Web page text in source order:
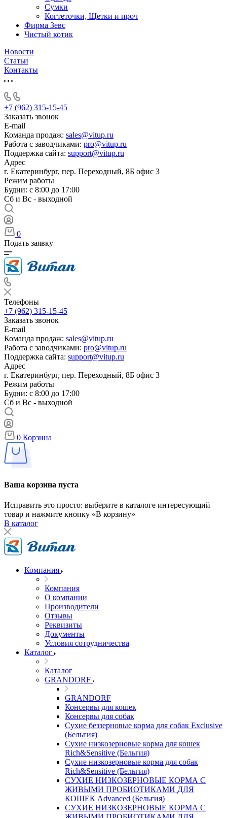
Сумки
Когтеточки, Щетки и проч
Фирма Зевс
Чистый котик
Новости
Статьи
Контакты
+7 (962) 315-15-45
Заказать звонок
E-mail
Команда продаж: sales@vitup.ru
Работа с заводчиками: pro@vitup.ru
Поддержка сайта: support@vitup.ru
Адрес
г. Екатеринбург, пер. Переходный, 8Б офис 3
Режим работы
Будни: с 8:00 до 17:00
Сб и Вс - выходной
0
Подать заявку
Телефоны
+7 (962) 315-15-45
Заказать звонок
E-mail
Команда продаж: sales@vitup.ru
Работа с заводчиками: pro@vitup.ru
Поддержка сайта: support@vitup.ru
Адрес
г. Екатеринбург, пер. Переходный, 8Б офис 3
Режим работы
Будни: с 8:00 до 17:00
Сб и Вс - выходной
0 Корзина
Ваша корзина пуста
Исправить это просто: выберите в каталоге интересующий
товар и нажмите кнопку «В корзину»
В каталог
Компания
Компания
О компании
Производители
Отзывы
Реквизиты
Документы
Условия сотрудничества
Каталог
Каталог
GRANDORF
GRANDORF
Консервы для кошек
Консервы для собак
Сухие беззерновые корма для собак Exclusive
(Бельгия)
Сухие низкозерновые корма для кошек
Rich&Sensitive (Бельгия)
Сухие низкозерновые корма для собак
Rich&Sensitive (Бельгия)
СУХИЕ НИЗКОЗЕРНОВЫЕ КОРМА С
ЖИВЫМИ ПРОБИОТИКАМИ ДЛЯ
КОШЕК Advanced (Бельгия)
СУХИЕ НИЗКОЗЕРНОВЫЕ КОРМА С